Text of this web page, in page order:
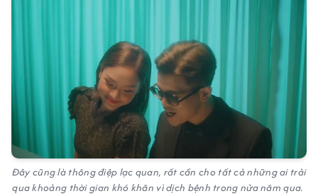
Đây cũng là thông điệp lạc quan, rất cần cho tất cả những ai trải
qua khoảng thời gian khó khăn vì dịch bệnh trong nửa năm qua.